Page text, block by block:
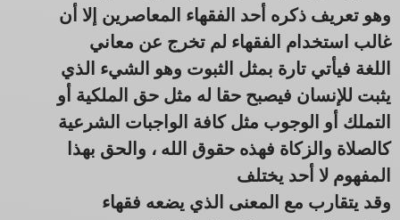
وهو تعريف ذكره أحد الفقهاء المعاصرين إلا أن
غالب استخدام الفقهاء لم تخرج عن معاني
اللغة فيأتي تارة بمثل الثبوت وهو الشيء الذي
يثبت للإنسان فيصبح حقا له مثل حق الملكية أو
التملك أو الوجوب مثل كافة الواجبات الشرعية
كالصلاة والزكاة فهذه حقوق الله ، والحق بهذا
المفهوم لا أحد يختلف
وقد يتقارب مع المعنى الذي يضعه فقهاء